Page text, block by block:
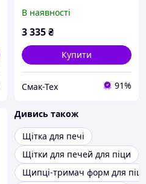
В наявності
3 335₴
Купити
Смак-Тех 91%
Дивись також
Щітка для печі
Щітки для печей для піци
Щипці-тримач форм для